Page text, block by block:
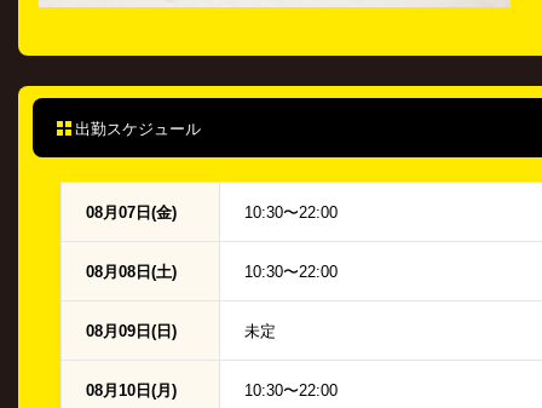
出勤スケジュール
08月07日(金) 10:30〜22:00
08月08日(土) 10:30〜22:00
08月09日(日) 未定
08月10日(月) 10:30〜22:00